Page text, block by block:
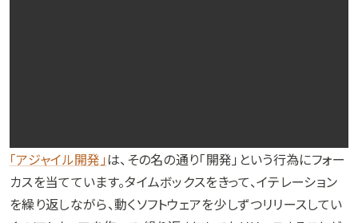
「アジャイル開発」は、その名の通り「開発」という行為にフォー
カスを当てています。タイムボックスをきって、イテレーション
を繰り返しながら、動くソフトウェアを少しずつリリースしてい